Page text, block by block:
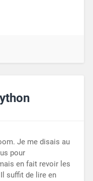
Je me disais au
pour
en fait revoir les
suffit de lire en